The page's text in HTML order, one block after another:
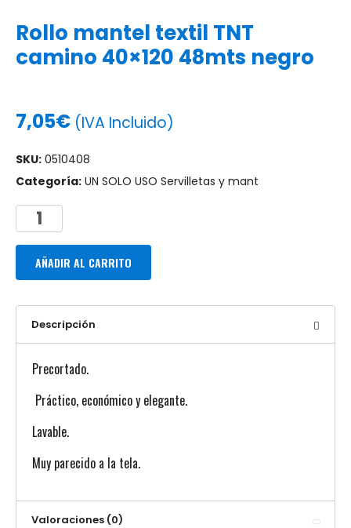
Rollo mantel textil TNT
camino 40×120 48mts negro
7,05€ (IVA Incluido)
SKU: 0510408
Categoría: UN SOLO USO Servilletas y mant
AÑADIR AL CARRITO
Descripción
Precortado.
Práctico, económico y elegante.
Lavable.
Muy parecido a la tela.
Valoraciones (0)